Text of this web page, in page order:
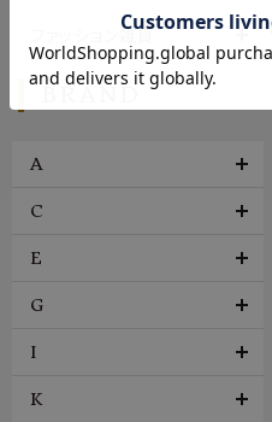
ファッション雑貨
A
C
E
G
I
K